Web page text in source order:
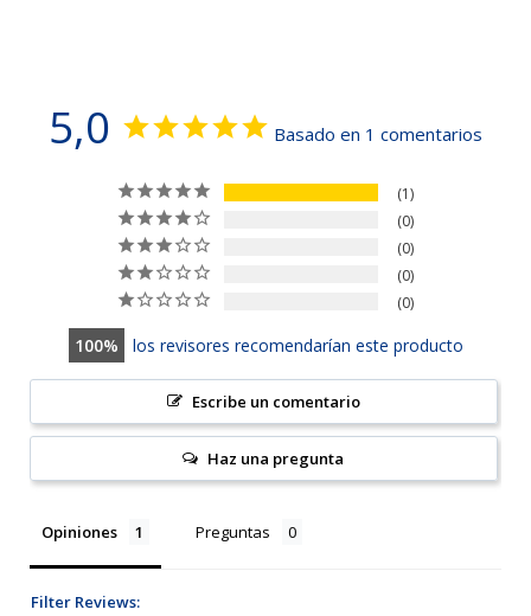
5,0 Basado en 1 comentarios
1
0
0
0
0
100 los revisores recomendarían este producto
Escribe un comentario
Haz una pregunta
Opiniones Preguntas
Filter Reviews: